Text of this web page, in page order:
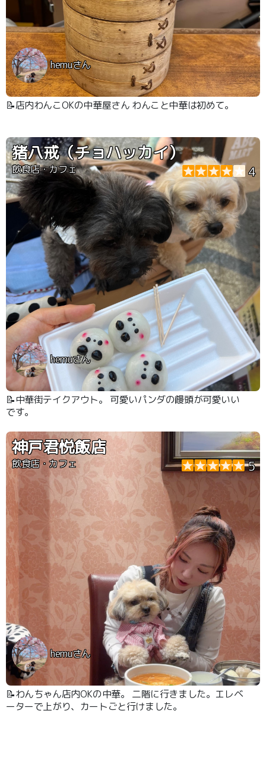
hemuさん
📝店内わんこOKの中華屋さん わんこと中華は初めて。
猪八戒（チョハッカイ）
飲食店・カフェ 4
hemuさん
📝中華街テイクアウト。 可愛いパンダの饅頭が可愛いい
です。
神戸君悦飯店
飲食店・カフェ 5
hemuさん
📝わんちゃん店内OKの中華。 二階に行きました。エレベ
ーターで上がり、カートごと行けました。